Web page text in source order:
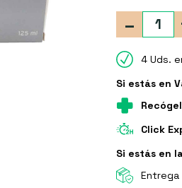
-
4 Uds.
Si estás en
Click
Si estás en
Entrega